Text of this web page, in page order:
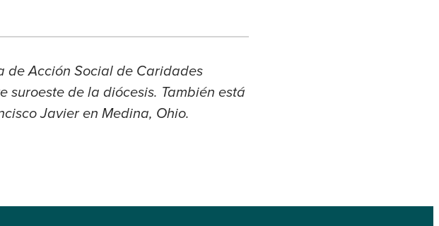
de Acción Social de Caridades
suroeste de la diócesis. También está
Javier en Medina, Ohio.